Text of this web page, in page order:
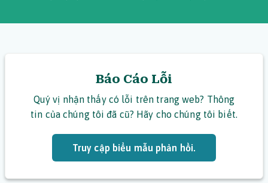
Báo Cáo Lỗi
Quý vị nhận thấy có lỗi trên trang web? Thông
tin của chúng tôi đã cũ? Hãy cho chúng tôi biết.
Truy cập biểu mẫu phản hồi.